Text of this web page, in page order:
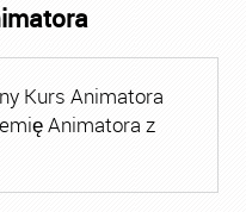
Kurs Animatora
Animatora z